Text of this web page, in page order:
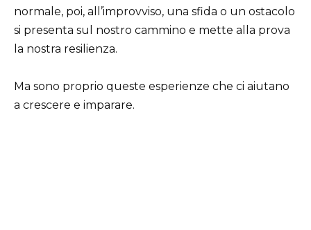
normale, poi, all’improvviso, una sfida o un ostacolo
si presenta sul nostro cammino e mette alla prova
la nostra resilienza.
Ma sono proprio queste esperienze che ci aiutano
a crescere e imparare.